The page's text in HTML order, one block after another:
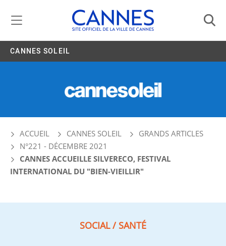
CANNES SOLEIL
ACCUEIL CANNES SOLEIL
GRANDS ARTICLES
N°221 - DÉCEMBRE 2021
CANNES ACCUEILLE SILVERECO, FESTIVAL
INTERNATIONAL DU "BIEN-VIEILLIR"
SOCIAL / SANTÉ